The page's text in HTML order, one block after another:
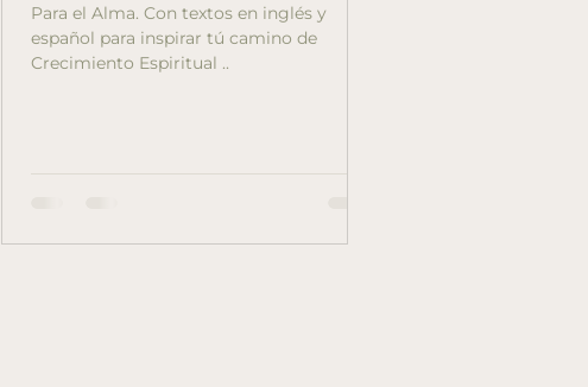
Para el Alma. Con textos en inglés y
español para inspirar tú camino de
Crecimiento Espiritual ..